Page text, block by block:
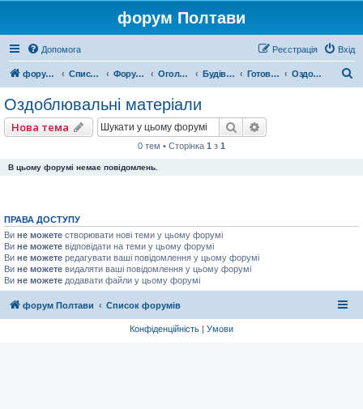
форум Полтави
Допомога Вхід
Реєстрація
форум Полтави Список форумів Форум міста Полтава Оголошення міста Полтава Будівництво Готові будівельні вироби Оздоблювальні матеріали
Оздоблювальні матеріали
Нова тема Пошук
0 тем • Сторінка 1 з 1
В цьому форумі немає повідомлень.
ПРАВА ДОСТУПУ
Ви не можете створювати нові теми у цьому форумі
Ви не можете відповідати на теми у цьому форумі
Ви не можете редагувати ваші повідомлення у цьому форумі
Ви не можете видаляти ваші повідомлення у цьому форумі
Ви не можете додавати файли у цьому форумі
форум Полтави Список форумів
Конфіденційність | Умови